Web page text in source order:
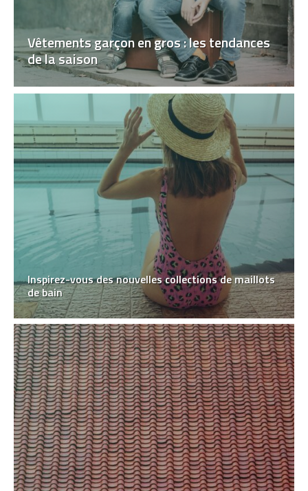
Vêtements garçon en gros : les tendances
de la saison
Inspirez-vous des nouvelles collections de maillots
de bain